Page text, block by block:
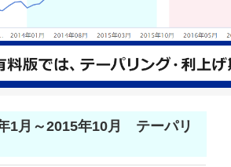
1月～2015年10月 テーパリ